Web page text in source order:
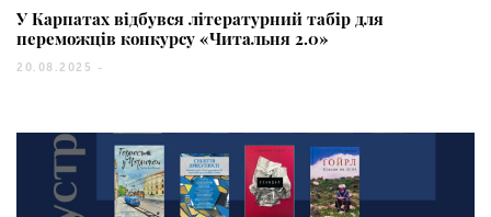
У Карпатах відбувся літературний табір для
переможців конкурсу «Читальня 2.0»
20.08.2025 -